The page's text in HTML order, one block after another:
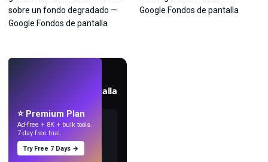
Crea fondos de pantalla
⭐ Premium Plan
Ad-free + 8K + bulk tools.
7-day free trial.
Try Free 7 Days →